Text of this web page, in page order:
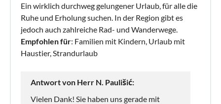
Ein wirklich durchweg gelungener Urlaub, für alle die
Ruhe und Erholung suchen. In der Region gibt es
jedoch auch zahlreiche Rad- und Wanderwege.
Empfohlen für: Familien mit Kindern, Urlaub mit
Haustier, Strandurlaub
Antwort von Herr N. Paulišić:
Vielen Dank! Sie haben uns gerade mit